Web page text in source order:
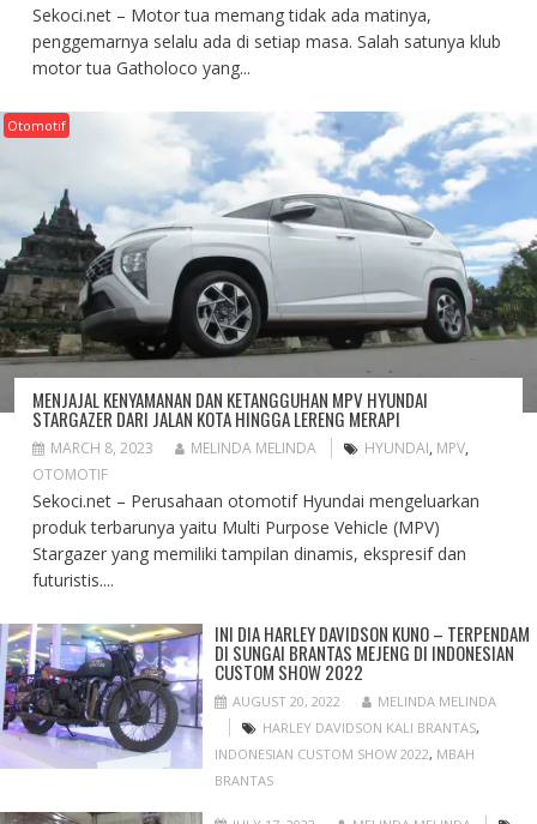
Sekoci.net – Motor tua memang tidak ada matinya,
penggemarnya selalu ada di setiap masa. Salah satunya klub
motor tua Gatholoco yang...
Otomotif
MENJAJAL KENYAMANAN DAN KETANGGUHAN MPV HYUNDAI
STARGAZER DARI JALAN KOTA HINGGA LERENG MERAPI
MARCH 8, 2023 MELINDA MELINDA HYUNDAI, MPV,
OTOMOTIF
Sekoci.net – Perusahaan otomotif Hyundai mengeluarkan
produk terbarunya yaitu Multi Purpose Vehicle (MPV)
Stargazer yang memiliki tampilan dinamis, ekspresif dan
futuristis....
INI DIA HARLEY DAVIDSON KUNO – TERPENDAM
DI SUNGAI BRANTAS MEJENG DI INDONESIAN
CUSTOM SHOW 2022
AUGUST 20, 2022
MELINDA MELINDA
HARLEY DAVIDSON KALI BRANTAS,
INDONESIAN CUSTOM SHOW 2022, MBAH
BRANTAS